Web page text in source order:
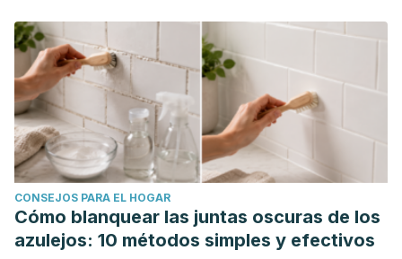
CONSEJOS PARA EL HOGAR
Cómo blanquear las juntas oscuras de los
azulejos: 10 métodos simples y efectivos